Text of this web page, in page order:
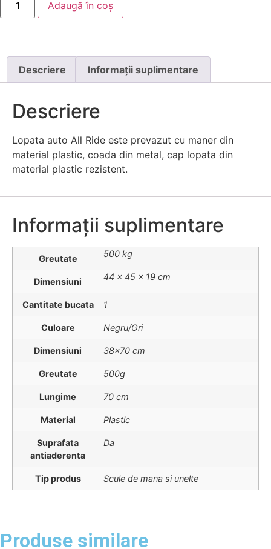
Adaugă în coș
Descriere Informații suplimentare
Descriere
Lopata auto All Ride este prevazut cu maner din
material plastic, coada din metal, cap lopata din
material plastic rezistent.
Informații suplimentare
Greutate 500 kg
Dimensiuni 44 × 45 × 19 cm
Cantitate bucata 1
Culoare Negru/Gri
Dimensiuni 38×70 cm
Greutate 500g
Lungime 70 cm
Material Plastic
Suprafata
antiaderenta
Da
Tip produs Scule de mana si unelte
Produse similare